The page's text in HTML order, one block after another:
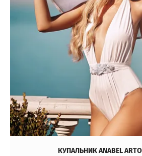
КУПАЛЬНИК ANABEL